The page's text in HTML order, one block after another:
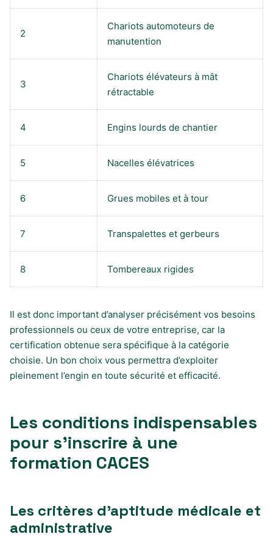
2
Chariots automoteurs de
manutention
3
Chariots élévateurs à mât
rétractable
4 Engins lourds de chantier
5 Nacelles élévatrices
6 Grues mobiles et à tour
7 Transpalettes et gerbeurs
8 Tombereaux rigides
Il est donc important d’analyser précisément vos besoins
professionnels ou ceux de votre entreprise, car la
certification obtenue sera spécifique à la catégorie
choisie. Un bon choix vous permettra d’exploiter
pleinement l’engin en toute sécurité et efficacité.
Les conditions indispensables
pour s’inscrire à une
formation CACES
Les critères d’aptitude médicale et
administrative